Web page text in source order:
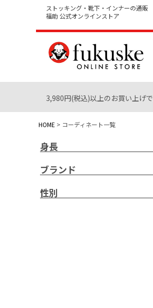
ストッキング・靴下・インナーの通販
福助 公式オンラインストア
3,980円(税込)以上のお買い上げで
HOME コーディネート一覧
身長
ブランド
性別